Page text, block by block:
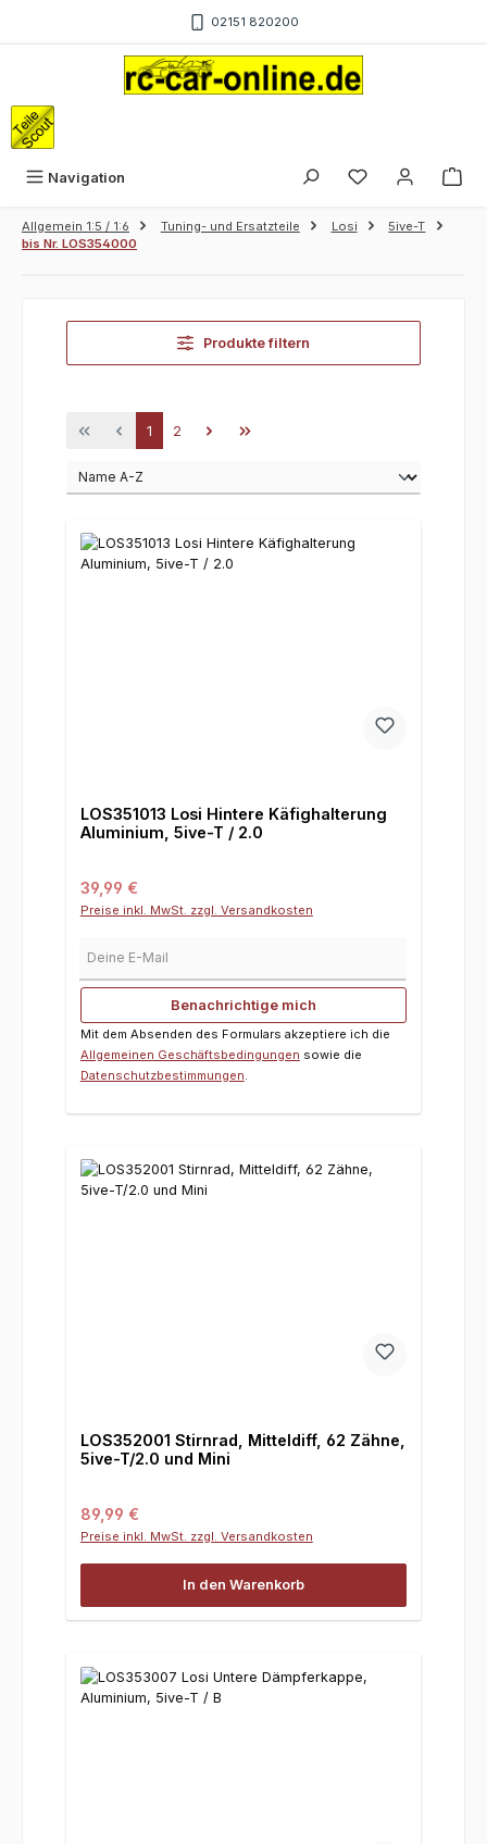
02151 820200
Navigation
Allgemein 1:5 / 1:6 Tuning- und Ersatzteile Losi
5ive-T
bis Nr. LOS354000
Produkte filtern
Seite
1 Seite
2
LOS351013 Losi Hintere Käfighalterung
Aluminium, 5ive-T / 2.0
Regulärer Preis:
39,99 €
Preise inkl. MwSt. zzgl. Versandkosten
Benachrichtige mich
Mit dem Absenden des Formulars akzeptiere ich die
Allgemeinen Geschäftsbedingungen sowie die
Datenschutzbestimmungen.
LOS352001 Stirnrad, Mitteldiff, 62 Zähne,
5ive-T/2.0 und Mini
Regulärer Preis:
89,99 €
Preise inkl. MwSt. zzgl. Versandkosten
In den Warenkorb